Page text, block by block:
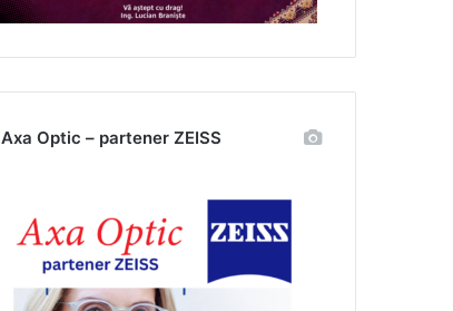
Axa Optic – partener ZEISS